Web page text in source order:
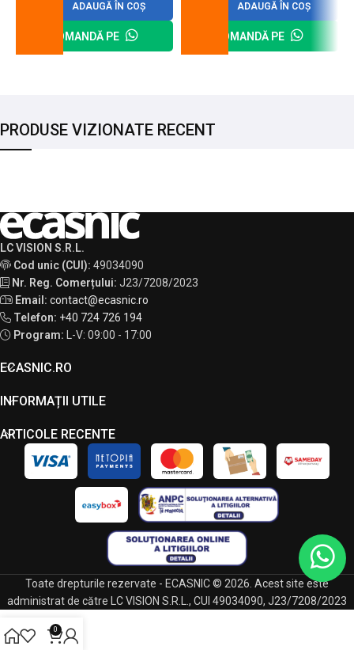
ADAUGĂ ÎN COȘ
COMANDĂ PE
ADAUGĂ ÎN COȘ
COMANDĂ PE
PRODUSE VIZIONATE RECENT
LC VISION S.R.L.
Cod unic (CUI): 49034090
Nr. Reg. Comerțului: J23/7208/2023
Email: contact@ecasnic.ro
Telefon: +40 724 726 194
Program: L-V: 09:00 - 17:00
ECASNIC.RO
INFORMAȚII UTILE
ARTICOLE RECENTE
Toate drepturile rezervate - ECASNIC © 2026. Acest site este
administrat de către LC VISION S.R.L., CUI 49034090, J23/7208/2023
0